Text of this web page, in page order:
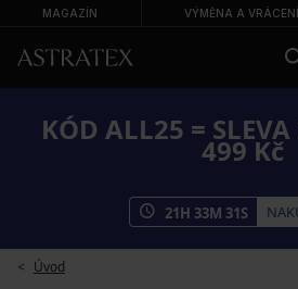
MAGAZÍN VÝMĚNA A VRÁCENÍ
KÓD ALL25 =
499 Kč
21H 33M 31S
Úvod